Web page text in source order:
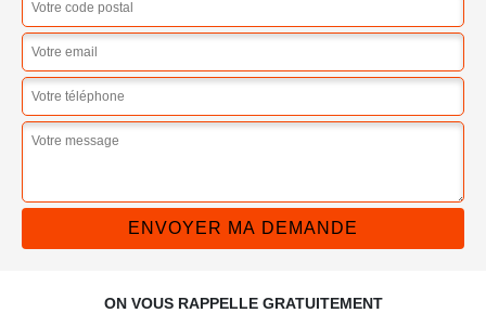
ON VOUS RAPPELLE GRATUITEMENT